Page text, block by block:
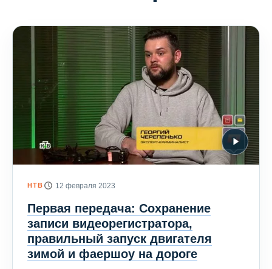
НТВ 12 февраля 2023
Первая передача: Сохранение
записи видеорегистратора,
правильный запуск двигателя
зимой и фаершоу на дороге